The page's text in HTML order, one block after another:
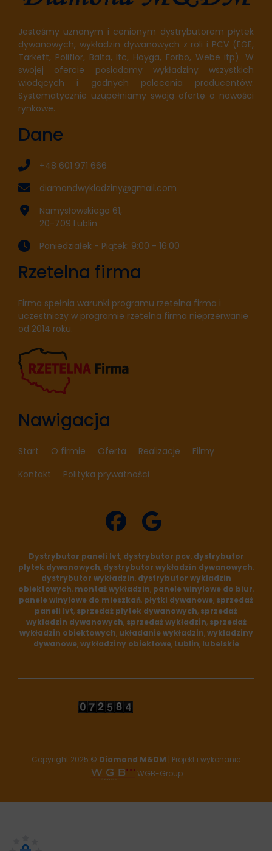
Jesteśmy uznanym i cenionym dystrybutorem płytek
dywanowych, wykładzin dywanowych z roli i PCV (EGE,
Tarkett, Poliflor, Balta, Itc, Hoyga, Forbo, Webe itp). W
swojej ofercie posiadamy wykładziny wszystkich
wiodących i godnych polecenia producentów.
Systematycznie uzupełniamy swoją ofertę o nowości
rynkowe.
Dane
+48 601 971 666
diamondwykladziny@gmail.com
Namysłowskiego 61,
20-709 Lublin
Poniedziałek - Piątek: 9:00 - 16:00
Rzetelna firma
Firma spełnia warunki programu rzetelna firma i
uczestniczy w programie rzetelna firma nieprzerwanie
od 2014 roku.
Nawigacja
Start O firmie Oferta Realizacje
Filmy
Kontakt
Polityka prywatności
fab
fa-
facebook
fab
fa-
google
Dystrybutor paneli lvt, dystrybutor pcv, dystrybutor
płytek dywanowych, dystrybutor wykładzin dywanowych,
dystrybutor wykładzin, dystrybutor wykładzin
obiektowych, montaż wykładzin, panele winylowe do biur,
panele winylowe do mieszkań, płytki dywanowe, sprzedaż
paneli lvt, sprzedaż płytek dywanowych, sprzedaż
wykładzin dywanowych, sprzedaż wykładzin, sprzedaż
wykładzin obiektowych, układanie wykładzin,wykładziny
dywanowe,wykładziny obiektowe, Lublin, lubelskie
Copyright 2025 © Diamond M&DM | Projekt i wykonanie
WGB-Group